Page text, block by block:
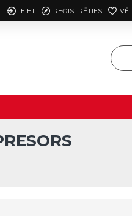
IEIET REĢISTRĒTIES